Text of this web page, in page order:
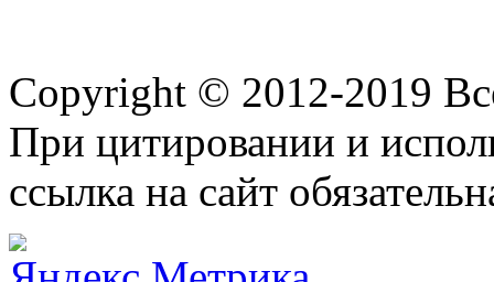
Copyright © 2012-2019
При цитировании и
ссылка на сайт